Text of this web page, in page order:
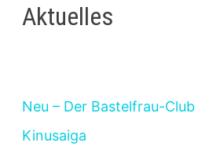
Aktuelles
Neu – Der Bastelfrau-Club
Kinusaiga